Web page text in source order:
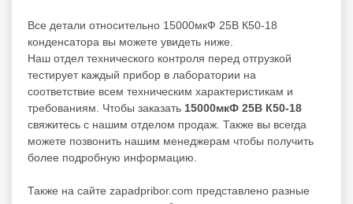
Все детали относительно 15000мкФ 25В К50-18
конденсатора вы можете увидеть ниже.
Наш отдел технического контроля перед отгрузкой
тестирует каждый прибор в лаборатории на
соответствие всем техническим характеристикам и
требованиям. Чтобы заказать 15000мкФ 25В К50-18
свяжитесь с нашим отделом продаж. Также вы всегда
можете позвонить нашим менеджерам чтобы получить
более подробную информацию.
Также на сайте zapadpribor.com представлено разные